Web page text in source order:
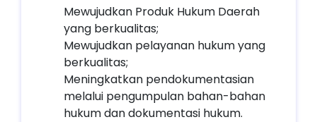
Mewujudkan Produk Hukum Daerah
yang berkualitas;
Mewujudkan pelayanan hukum yang
berkualitas;
Meningkatkan pendokumentasian
melalui pengumpulan bahan-bahan
hukum dan dokumentasi hukum.